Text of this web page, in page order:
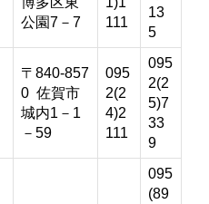
公園7－7
111
13
5
〒840-857
0 佐賀市
城内1－1
－59
095
2(2
4)2
111
095
2(2
5)7
33
9
095
(89